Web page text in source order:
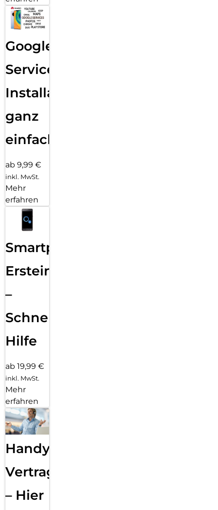
Google
Services
Installation
ganz
einfach
ab 9,99 €
inkl. MwSt.
Mehr
erfahren
Smartphone
Ersteinrichtung
–
Schnelle
Hilfe
ab 19,99 €
inkl. MwSt.
Mehr
erfahren
Handy
Vertragsabwicklung
– Hier